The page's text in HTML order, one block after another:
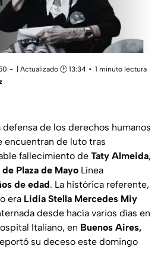
| Actualizado 🕑 13:34
1 minuto lectura
de los derechos humanos
encuentran de luto tras
fallecimiento de Taty Almeida,
Plaza de Mayo Línea
de edad. La histórica referente,
era Lidia Stella Mercedes Miy
desde hacía varios días en
Italiano, en Buenos Aires,
su deceso este domingo